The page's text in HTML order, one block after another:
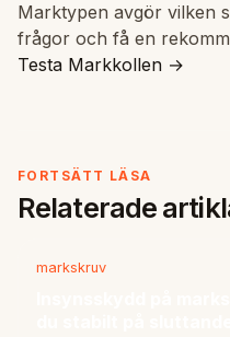
Marktypen avgör vilken
frågor och få en
Testa Markkollen →
FORTSÄTT LÄSA
Relaterade
markskruv